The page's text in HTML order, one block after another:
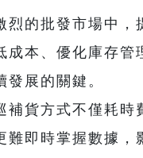
烈的批發市場中，
成本、優化庫存管
發展的關鍵。
補貨方式不僅耗時
難即時掌握數據，